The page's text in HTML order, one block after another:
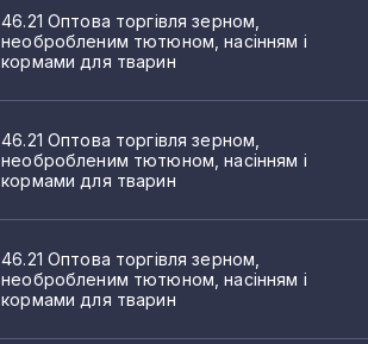
46.21 Оптова торгівля зерном,
необробленим тютюном, насінням і
кормами для тварин
46.21 Оптова торгівля зерном,
необробленим тютюном, насінням і
кормами для тварин
46.21 Оптова торгівля зерном,
необробленим тютюном, насінням і
кормами для тварин